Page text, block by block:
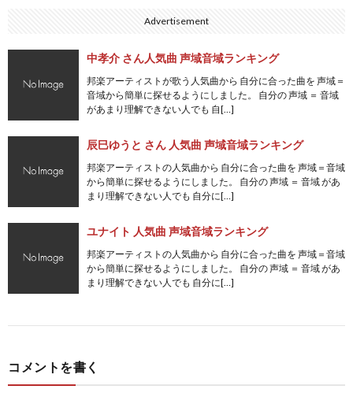
Advertisement
中孝介 さん人気曲 声域音域ランキング
邦楽アーティストが歌う人気曲から 自分に合った曲を 声域＝
音域から簡単に探せるようにしました。 自分の 声域 ＝ 音域
があまり理解できない人でも 自[…]
辰巳ゆうと さん 人気曲 声域音域ランキング
邦楽アーティストの人気曲から 自分に合った曲を 声域＝音域
から簡単に探せるようにしました。 自分の 声域 ＝ 音域 があ
まり理解できない人でも 自分に[…]
ユナイト 人気曲 声域音域ランキング
邦楽アーティストの人気曲から 自分に合った曲を 声域＝音域
から簡単に探せるようにしました。 自分の 声域 ＝ 音域 があ
まり理解できない人でも 自分に[…]
コメントを書く